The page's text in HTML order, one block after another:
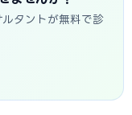
タントが無料で診